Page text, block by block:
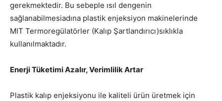
gerekmektedir. Bu sebeple ısıl dengenin
sağlanabilmesiadına plastik enjeksiyon makinelerinde
MIT Termoregülatörler (Kalıp Şartlandırıcı)sıklıkla
kullanılmaktadır.
Enerji Tüketimi Azalır, Verimlilik Artar
Plastik kalıp enjeksiyonu ile kaliteli ürün üretmek için